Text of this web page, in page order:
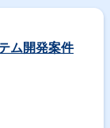
ム開発案件